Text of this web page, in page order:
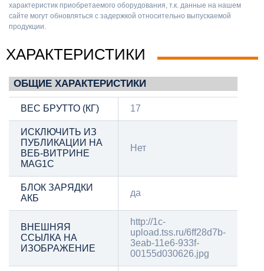
характеристик приобретаемого оборудования, т.к. данные на нашем
сайте могут обновляться с задержкой относительно выпускаемой
продукции.
ХАРАКТЕРИСТИКИ
ОБЩИЕ ХАРАКТЕРИСТИКИ
ВЕС БРУТТО (КГ) 17
ИСКЛЮЧИТЬ ИЗ
ПУБЛИКАЦИИ НА
ВЕБ-ВИТРИНЕ
MAG1C
Нет
БЛОК ЗАРЯДКИ
АКБ
да
ВНЕШНЯЯ
ССЫЛКА НА
ИЗОБРАЖЕНИЕ
http://1c-
upload.tss.ru/6ff28d7b-
3eab-11e6-933f-
00155d030626.jpg